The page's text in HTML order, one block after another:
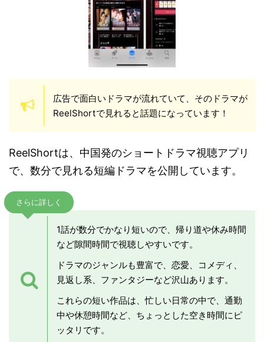
広告で面白いドラマが流れていて、そのドラマが
ReelShortで見れると話題になっています！
ReelShortは、中国発のショートドラマ視聴アプリ
で、数分で見れる短編ドラマを公開しています。
さらに詳しく
1話が数分でかなり短いので、帰り道や休み時間
など隙間時間で視聴しやすいです。
ドラマのジャンルも豊富で、恋愛、コメディ、
見返し系、ファンタジーなど沢山あります。
これらの短い作品は、忙しい日常の中で、通勤
中や休憩時間など、ちょっとした空き時間にピ
ッタリです。